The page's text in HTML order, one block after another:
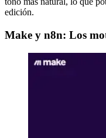
edición.
Make y n8n: Los